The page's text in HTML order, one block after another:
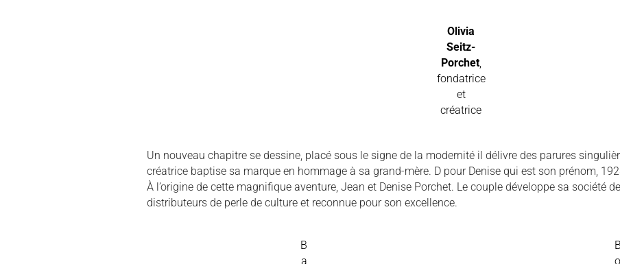
Olivia
Seitz-
Porchet,
fondatrice
et
créatrice
Un nouveau chapitre se dessine, placé sous le signe de la modernité il délivre des parures
créatrice baptise sa marque en hommage à sa grand-mère. D pour Denise qui est son prénom,
À l’origine de cette magnifique aventure, Jean et Denise Porchet. Le couple développe sa société
distributeurs de perle de culture et reconnue pour son excellence.
B
a
B
o